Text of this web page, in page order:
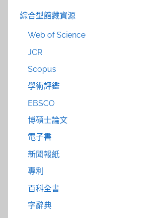
綜合型館藏資源
Web of Science
JCR
Scopus
學術評鑑
EBSCO
博碩士論文
電子書
新聞報紙
專利
百科全書
字辭典